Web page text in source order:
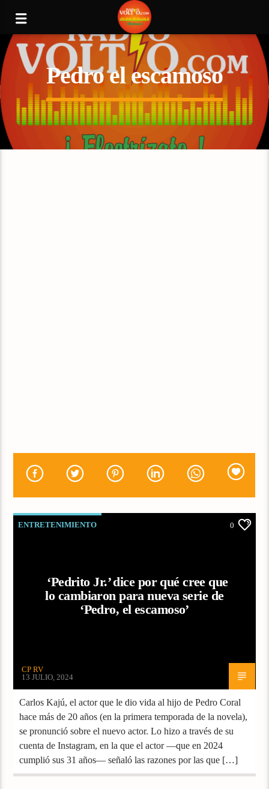
Pedro el escamoso
ENTRETENIMIENTO 0
‘Pedrito Jr.’ dice por qué cree que
lo cambiaron para nueva serie de
‘Pedro, el escamoso’
CP RV
13 JULIO, 2024
Carlos Kajú, el actor que le dio vida al hijo de Pedro Coral
hace más de 20 años (en la primera temporada de la novela),
se pronunció sobre el nuevo actor. Lo hizo a través de su
cuenta de Instagram, en la que el actor —que en 2024
cumplió sus 31 años— señaló las razones por las que […]